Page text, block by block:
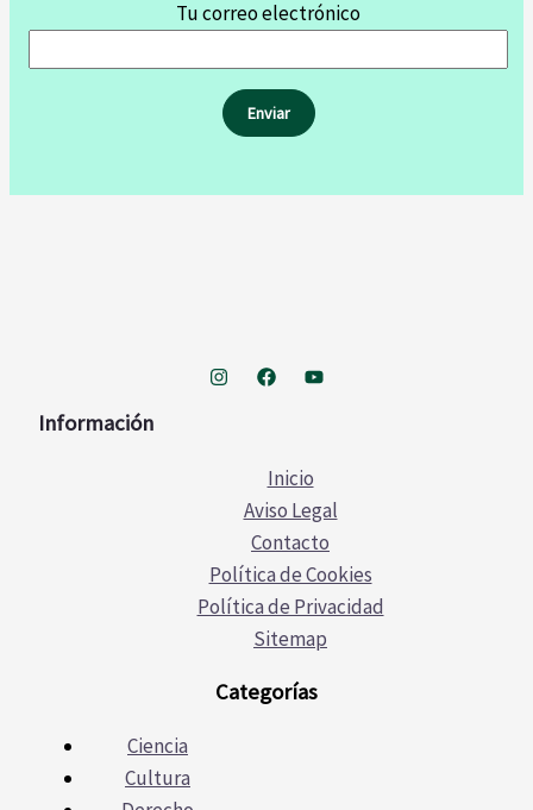
Tu correo electrónico
Información
Inicio
Aviso Legal
Contacto
Política de Cookies
Política de Privacidad
Sitemap
Categorías
Ciencia
Cultura